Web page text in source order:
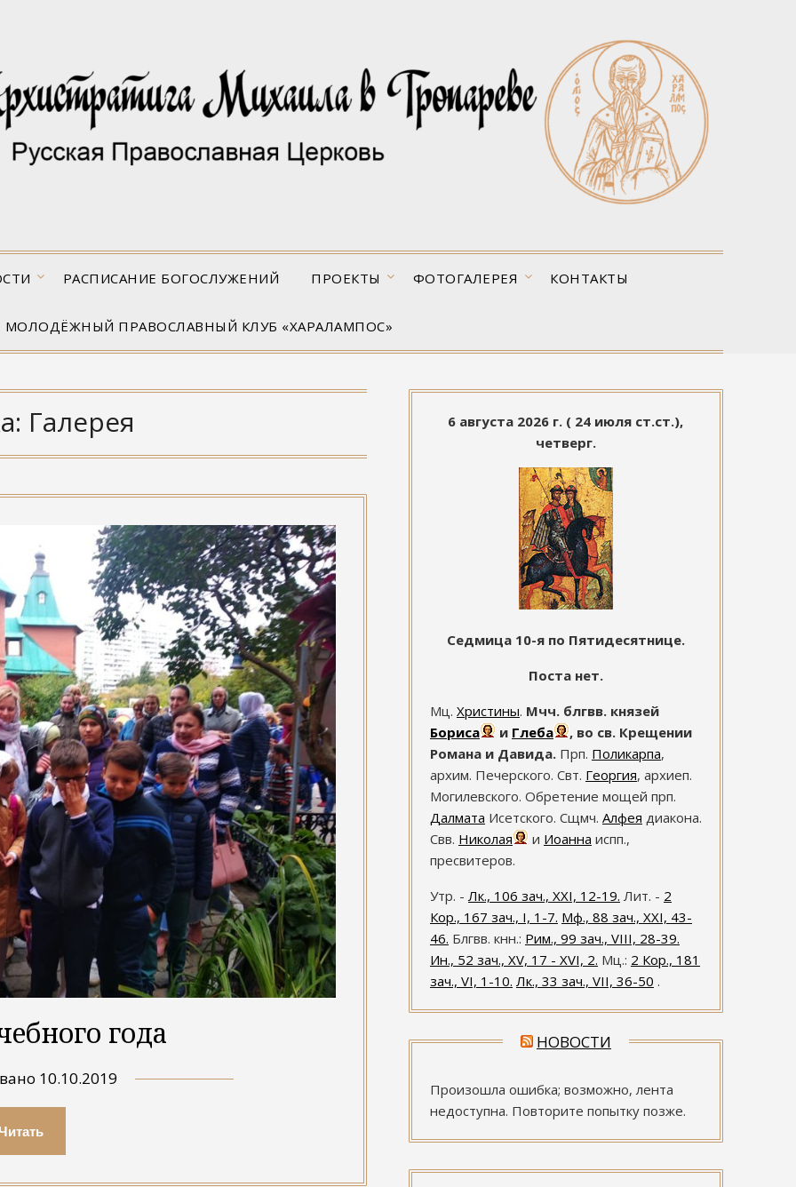
РАСПИСАНИЕ БОГОСЛУЖЕНИЙ ПРОЕКТЫ ФОТОГАЛЕРЕЯ КОНТАКТЫ
МОЛОДЁЖНЫЙ ПРАВОСЛАВНЫЙ КЛУБ «ХАРАЛАМПОС»
Галерея
года
10.10.2019
6 августа 2026 г. ( 24 июля ст.ст.),
четверг.
Седмица 10-я по Пятидесятнице.
Поста нет.
Мц. Христины. Мчч. блгвв. князей
Бориса
и Глеба
, во св. Крещении
Романа и Давида.Прп. Поликарпа,
архим. Печерского. Свт. Георгия, архиеп.
Могилевского. Обретение мощей прп.
Далмата Исетского. Сщмч. Алфея диакона.
Свв. Николая и Иоанна испп.,
пресвитеров.
Утр. - Лк., 106 зач., XXI, 12-19. Лит. - 2
Кор., 167 зач., I, 1-7. Мф., 88 зач., XXI, 43-
46. Блгвв. кнн.: Рим., 99 зач., VIII, 28-39.
Ин., 52 зач., XV, 17 - XVI, 2. Мц.: 2 Кор., 181
зач., VI, 1-10. Лк., 33 зач., VII, 36-50 .
НОВОСТИ
Произошла ошибка; возможно, лента
недоступна. Повторите попытку позже.